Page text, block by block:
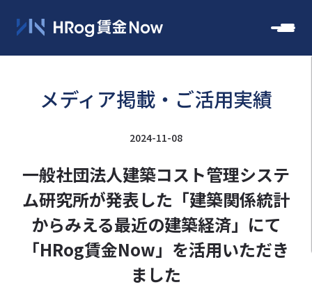
メディア掲載・ご活用実績
2024-11-08
一般社団法人建築コスト管理システ
ム研究所が発表した「建築関係統計
からみえる最近の建築経済」にて
「HRog賃金Now」を活用いただき
ました